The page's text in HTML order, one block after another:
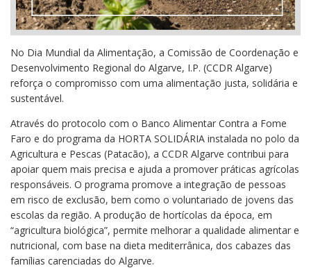
No Dia Mundial da Alimentação, a Comissão de Coordenação e
Desenvolvimento Regional do Algarve, I.P. (CCDR Algarve)
reforça o compromisso com uma alimentação justa, solidária e
sustentável.
Através do protocolo com o Banco Alimentar Contra a Fome
Faro e do programa da HORTA SOLIDÁRIA instalada no polo da
Agricultura e Pescas (Patacão), a CCDR Algarve contribui para
apoiar quem mais precisa e ajuda a promover práticas agrícolas
responsáveis. O programa promove a integração de pessoas
em risco de exclusão, bem como o voluntariado de jovens das
escolas da região. A produção de hortícolas da época, em
“agricultura biológica”, permite melhorar a qualidade alimentar e
nutricional, com base na dieta mediterrânica, dos cabazes das
famílias carenciadas do Algarve.